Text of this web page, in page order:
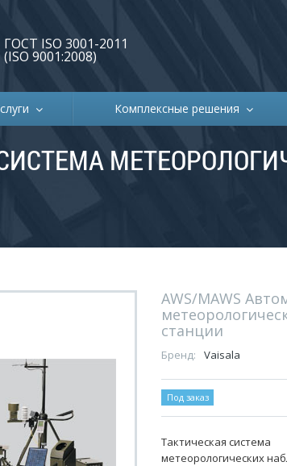
ГОСТ ISO 3001-2011
(ISO 9001:2008)
Комплексные решения
СИСТЕМА
AWS/MAWS
станции
Бренд: Vaisala
Под заказ
Тактическая система
метеорологических